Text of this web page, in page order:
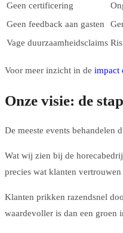
Geen certificering
Geen feedback aan gasten
Vage duurzaamheidsclaims
Voor meer inzicht in de impact
Onze visie: de
De meeste events behandelen
Wat wij zien bij de
precies wat klanten vertrouwen
Klanten prikken razendsnel
waardevoller is dan een groen